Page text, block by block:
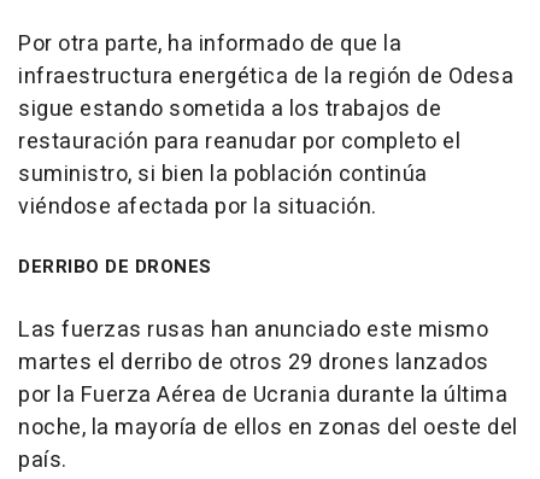
Por otra parte, ha informado de que la
infraestructura energética de la región de Odesa
sigue estando sometida a los trabajos de
restauración para reanudar por completo el
suministro, si bien la población continúa
viéndose afectada por la situación.
DERRIBO DE DRONES
Las fuerzas rusas han anunciado este mismo
martes el derribo de otros 29 drones lanzados
por la Fuerza Aérea de Ucrania durante la última
noche, la mayoría de ellos en zonas del oeste del
país.